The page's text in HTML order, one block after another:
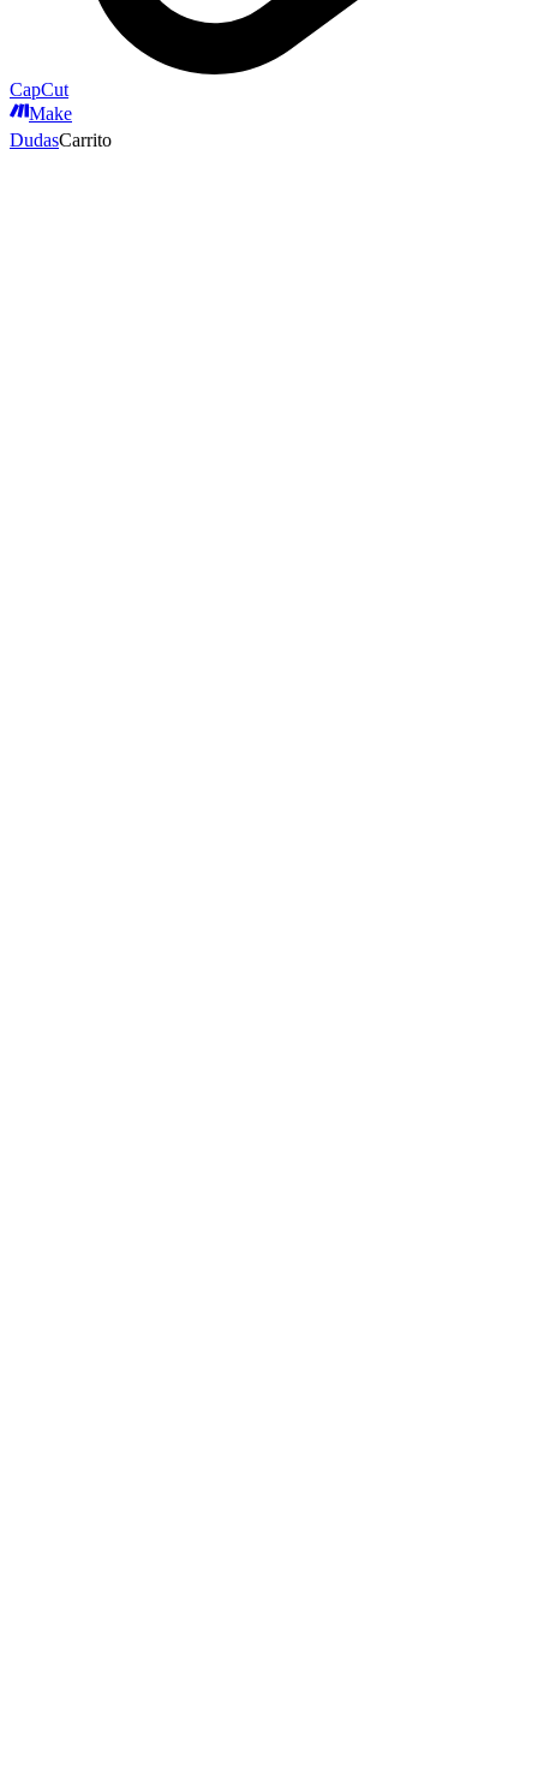
CapCut
Make
DudasCarrito